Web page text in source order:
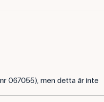
067055), men detta är inte